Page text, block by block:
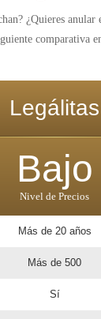
¿Quieres
comparativa
Legálitas
Bajo
Nivel de Precios
Más de 20 años
Más de 500
Sí